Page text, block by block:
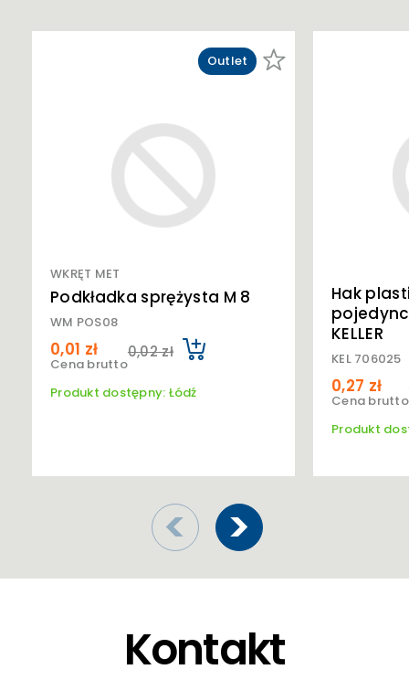
Outlet
WKRĘT MET
Podkładka sprężysta M 8
WM POS08
0,01 zł
Cena brutto
0,02 zł
Produkt dostępny: Łódź
Hak
KELLER
KEL 706025
0,27 zł
Cena brutto
Produkt
Kontakt